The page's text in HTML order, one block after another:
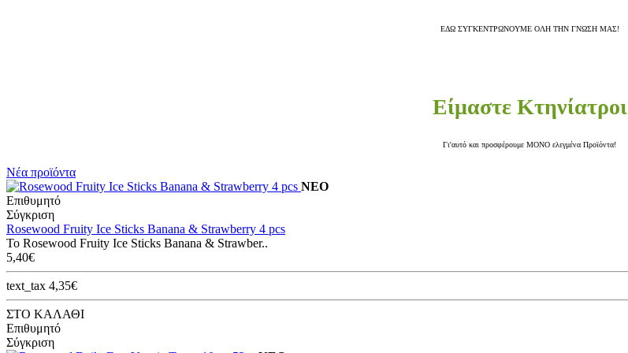
ΕΔΩ ΣΥΓΚΕΝΤΡΩΝΟΥΜΕ ΟΛΗ ΤΗΝ ΓΝΩΣΗ ΜΑΣ!
Είμαστε Κτηνίατροι
Γι'αυτό και προσφέρουμε ΜΟΝΟ ελεγμένα Προϊόντα!
Νέα προϊόντα
ΝΕΟ
Επιθυμητό
Σύγκριση
Rosewood Fruity Ice Sticks Banana & Strawberry 4 pcs
Το Rosewood Fruity Ice Sticks Banana & Strawber..
5,40€
text_tax 4,35€
ΣΤΟ ΚΑΛΑΘΙ
Επιθυμητό
Σύγκριση